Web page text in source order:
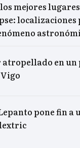
mejores lugares
localizaciones
en un
pone fin a